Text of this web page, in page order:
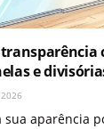
e
aparência